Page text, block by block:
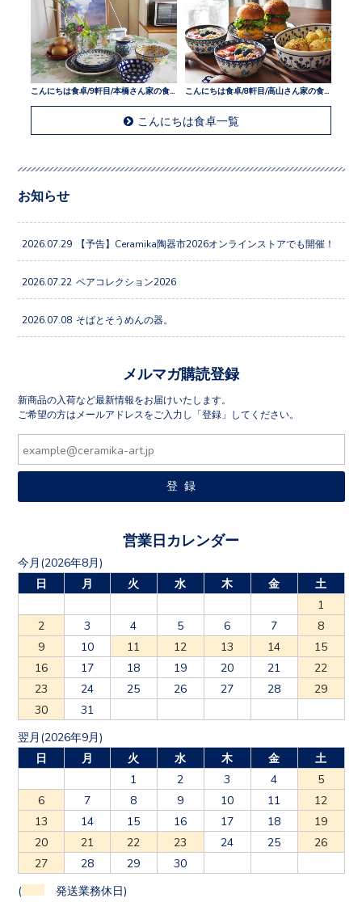
こんにちは食卓/9軒目/本橋さん家の食卓
こんにちは食卓一覧
お知らせ
2026.07.29 【予告】Ceramika陶器市2026オンラインストアでも開催！
2026.07.22 ペアコレクション2026
2026.07.08 そばとそうめんの器。
メルマガ購読登録
新商品の入荷など最新情報をお届けいたします。
ご希望の方はメールアドレスをご入力し「登録」してください。
営業日カレンダー
今月(2026年8月)
日
月 火 水 木 金
土
1
2
3 4 5 6 7
8
9
10 11 12 13 14
15
16
17 18 19 20 21
22
23
24 25 26 27 28
29
30
31
翌月(2026年9月)
日
月 火 水 木 金
土
1
2 3 4
5
6
7 8 9 10 11
12
13
14 15 16 17 18
19
20
21 22 23 24 25
26
27
28 29 30
( 発送業務休日)